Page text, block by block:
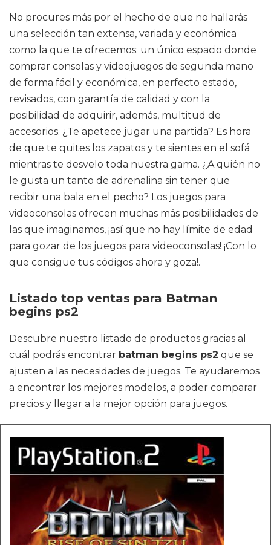
No procures más por el hecho de que no hallarás
una selección tan extensa, variada y económica
como la que te ofrecemos: un único espacio donde
comprar consolas y videojuegos de segunda mano
de forma fácil y económica, en perfecto estado,
revisados, con garantía de calidad y con la
posibilidad de adquirir, además, multitud de
accesorios. ¿Te apetece jugar una partida? Es hora
de que te quites los zapatos y te sientes en el sofá
mientras te desvelo toda nuestra gama. ¿A quién no
le gusta un tanto de adrenalina sin tener que
recibir una bala en el pecho? Los juegos para
videoconsolas ofrecen muchas más posibilidades de
las que imaginamos, ¡así que no hay límite de edad
para gozar de los juegos para videoconsolas! ¡Con lo
que consigue tus códigos ahora y goza!.
Listado top ventas para Batman
begins ps2
Descubre nuestro listado de productos gracias al
cuál podrás encontrar batman begins ps2 que se
ajusten a las necesidades de juegos. Te ayudaremos
a encontrar los mejores modelos, a poder comparar
precios y llegar a la mejor opción para juegos.